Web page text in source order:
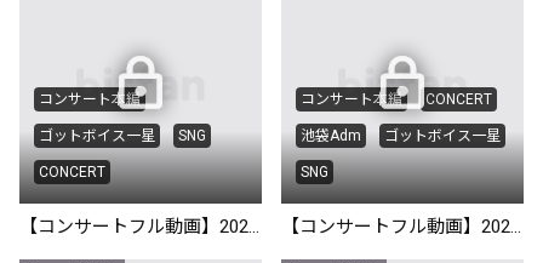
コンサート本編
ゴットボイス一星 SNG
CONCERT
【コンサートフル動画】2025/11/03@新宿ZircoTokyo
コンサート本編 CONCERT
池袋Adm ゴットボイス一星
SNG
【コンサートフル動画】2025/10/25 ＠池袋Adm SNG Cam